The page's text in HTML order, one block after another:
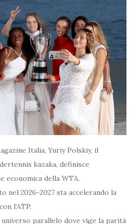
Italia, Yuriy Polskiy, il
kazaka, definisce
economica della WTA.
nel 2026-2027 sta accelerando la
l’ATP.
universo parallelo dove vige la parità